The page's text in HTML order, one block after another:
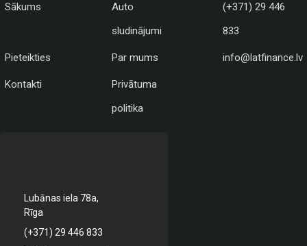
Sākums
Auto
sludinājumi
(+371) 29 446
833
Pieteikties Par mums info@latfinance.lv
Kontakti
Privātuma
politika
Lubānas iela 78a,
Rīga
(+371) 29 446 833